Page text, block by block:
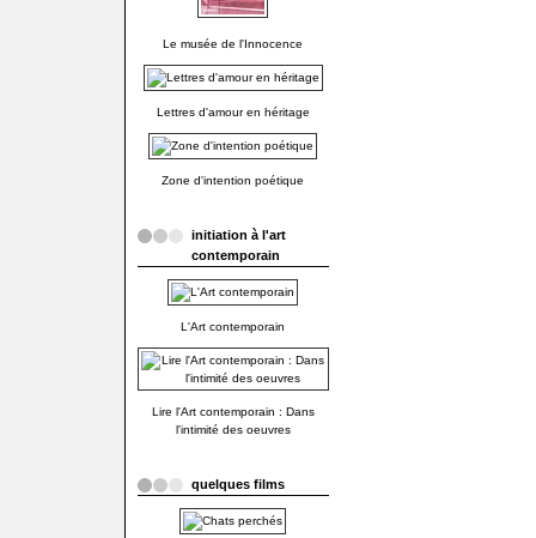
Le musée de l'Innocence
Lettres d'amour en héritage
Zone d'intention poétique
initiation à l'art
contemporain
L'Art contemporain
Lire l'Art contemporain : Dans
l'intimité des oeuvres
quelques films